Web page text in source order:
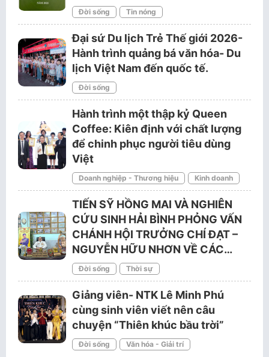
Đời sống Tin nóng
Đại sứ Du lịch Trẻ Thế giới 2026-
Hành trình quảng bá văn hóa- Du
lịch Việt Nam đến quốc tế.
Đời sống
Hành trình một thập kỷ Queen
Coffee: Kiên định với chất lượng
để chinh phục người tiêu dùng
Việt
Doanh nghiệp - Thương hiệu Kinh doanh
TIẾN SỸ HỒNG MAI VÀ NGHIÊN
CỨU SINH HẢI BÌNH PHỎNG VẤN
CHÁNH HỘI TRƯỞNG CHÍ ĐẠT –
NGUYỄN HỮU NHƠN VỀ CÁC…
Đời sống Thời sự
Giảng viên- NTK Lê Minh Phú
cùng sinh viên viết nên câu
chuyện “Thiên khúc bầu trời”
Đời sống Văn hóa - Giải trí